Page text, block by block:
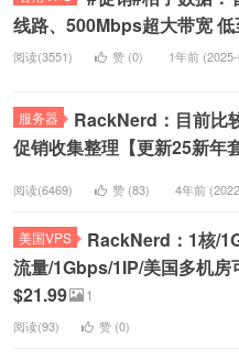
开心
RackNerd促销套餐
线路、500Mbps超大带宽 低
阅读(3551) 赞 (0) 1年前
服务器
RackNerd：目前比
促销收集整理【更新25新年
阅读(6469) 赞 (83) 4年前
美国VPS
RackNerd：1核/
流量/1Gbps/1IP/美国多机房
$21.99
1
阅读(93) 赞 (0)